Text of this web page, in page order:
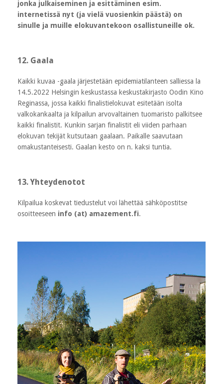
jonka julkaiseminen ja esittäminen esim.
internetissä nyt (ja vielä vuosienkin päästä) on
sinulle ja muille elokuvantekoon osallistuneille ok.
12. Gaala
Kaikki kuvaa -gaala järjestetään epidemiatilanteen salliessa la
14.5.2022 Helsingin keskustassa keskustakirjasto Oodin Kino
Reginassa, jossa kaikki finalistielokuvat esitetään isolta
valkokankaalta ja kilpailun arvovaltainen tuomaristo palkitsee
kaikki finalistit. Kunkin sarjan finalistit eli viiden parhaan
elokuvan tekijät kutsutaan gaalaan. Paikalle saavutaan
omakustanteisesti. Gaalan kesto on n. kaksi tuntia.
13. Yhteydenotot
Kilpailua koskevat tiedustelut voi lähettää sähköpostitse
osoitteeseen info (at) amazement.fi.